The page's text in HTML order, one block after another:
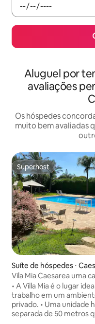
Aluguel por
avaliações
Os hóspedes
muito bem avaliadas
Superhost
Superhost
Suíte de hóspedes ⋅
Vila Mia Caesarea uma
• A Villa Mia é o lugar
trabalho em um
privado. • Uma unidade habitacional
separada de 50 metros